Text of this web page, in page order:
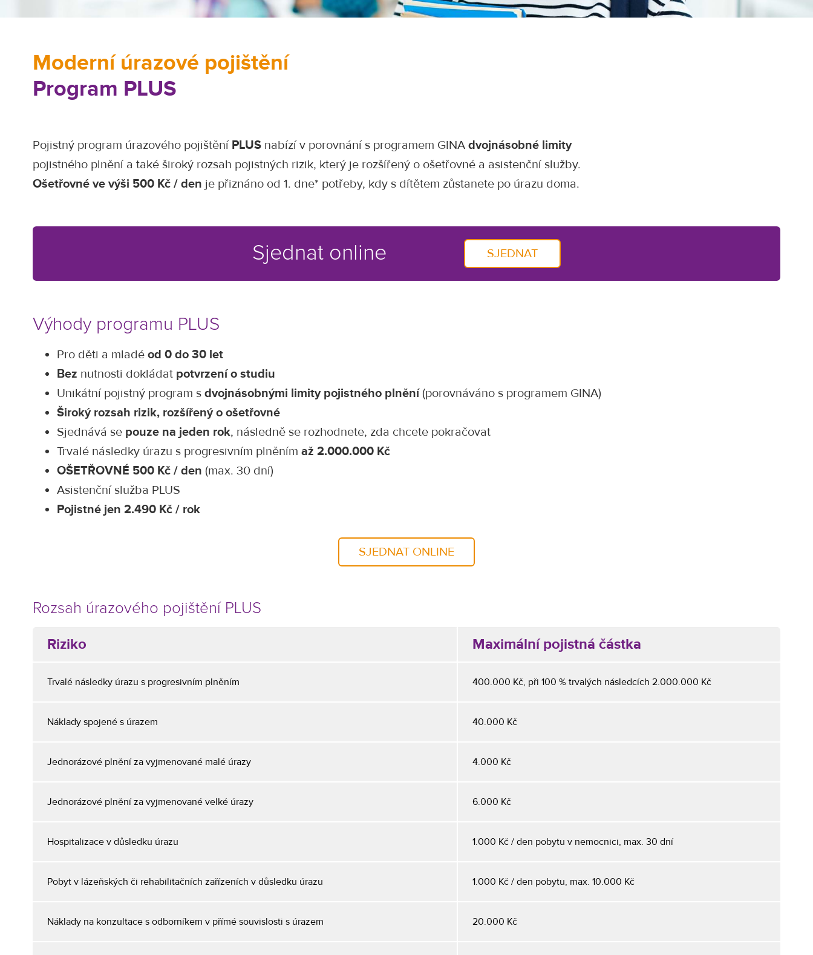
Moderní úrazové pojištění
Program PLUS
Pojistný program úrazového pojištění PLUSnabízí v porovnání s programem GINA dvojnásobné limity
pojistného plnění a také široký rozsah pojistných rizik, který je rozšířený o ošetřovné a asistenční služby.
Ošetřovné ve výši 500 Kč / den je přiznáno od 1. dne* potřeby, kdy s dítětem zůstanete po úrazu doma.
Sjednat online SJEDNAT
Výhody programu PLUS
Pro děti a mladéod 0 do 30 let
Bez nutnosti dokládat potvrzení o studiu
Unikátní pojistný program s dvojnásobnými limity pojistného plnění(porovnáváno s programem GINA)
Široký rozsah rizik, rozšířený o ošetřovné
Sjednává se pouze na jeden rok, následně se rozhodnete, zda chcete pokračovat
Trvalé následky úrazu s progresivním plněním až 2.000.000 Kč
OŠETŘOVNÉ 500 Kč / den (max. 30 dní)
Asistenční služba PLUS
Pojistné jen 2.490 Kč / rok
SJEDNAT ONLINE
Rozsah úrazového pojištění PLUS
Riziko Maximální pojistná částka
Trvalé následky úrazu s progresivním plněním 400.000 Kč, při 100 % trvalých následcích 2.000.000 Kč
Náklady spojené s úrazem 40.000 Kč
Jednorázové plnění za vyjmenované malé úrazy 4.000 Kč
Jednorázové plnění za vyjmenované velké úrazy 6.000 Kč
Hospitalizace v důsledku úrazu 1.000 Kč / den pobytu v nemocnici, max. 30 dní
Pobyt v lázeňských či rehabilitačních zařízeních v důsledku úrazu 1.000 Kč / den pobytu, max. 10.000 Kč
Náklady na konzultace s odborníkem v přímé souvislosti s úrazem 20.000 Kč